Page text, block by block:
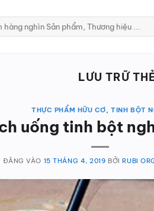
LƯU TRỮ
THỰC PHẨM HỮU CƠ,TINH BỘT
uống tinh bột
ĐĂNG VÀO 15 THÁNG 4, 2019 BỞIRUBI